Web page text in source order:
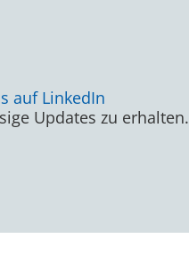
auf LinkedIn
Updates zu erhalten.